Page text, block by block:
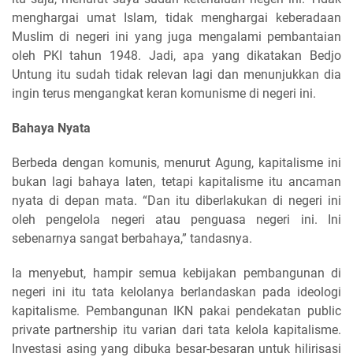
menghargai umat Islam, tidak menghargai keberadaan
Muslim di negeri ini yang juga mengalami pembantaian
oleh PKI tahun 1948. Jadi, apa yang dikatakan Bedjo
Untung itu sudah tidak relevan lagi dan menunjukkan dia
ingin terus mengangkat keran komunisme di negeri ini.
Bahaya Nyata
Berbeda dengan komunis, menurut Agung, kapitalisme ini
bukan lagi bahaya laten, tetapi kapitalisme itu ancaman
nyata di depan mata. “Dan itu diberlakukan di negeri ini
oleh pengelola negeri atau penguasa negeri ini. Ini
sebenarnya sangat berbahaya,” tandasnya.
Ia menyebut, hampir semua kebijakan pembangunan di
negeri ini itu tata kelolanya berlandaskan pada ideologi
kapitalisme. Pembangunan IKN pakai pendekatan public
private partnership itu varian dari tata kelola kapitalisme.
Investasi asing yang dibuka besar-besaran untuk hilirisasi